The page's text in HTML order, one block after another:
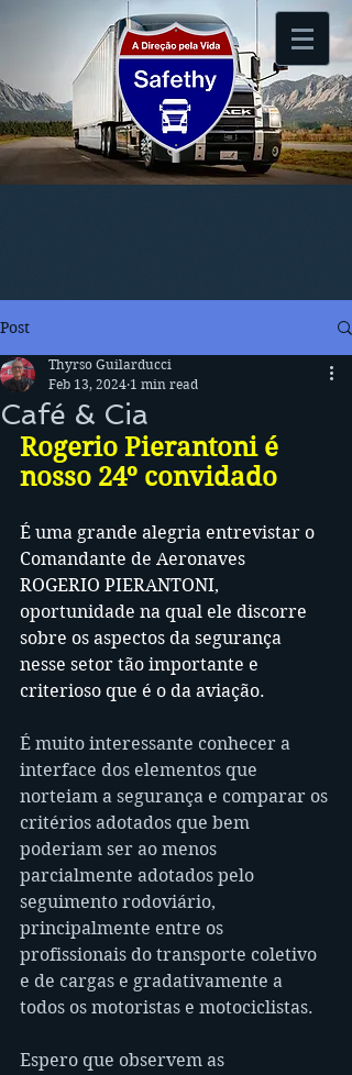
Post
Café & Cia
Thyrso Guilarducci
Feb 13, 2024 1 min read
Rogerio Pierantoni é
nosso 24º convidado
É uma grande alegria entrevistar o
Comandante de Aeronaves
ROGERIO PIERANTONI,
oportunidade na qual ele discorre
sobre os aspectos da segurança
nesse setor tão importante e
criterioso que é o da aviação.
É muito interessante conhecer a
interface dos elementos que
norteiam a segurança e comparar os
critérios adotados que bem
poderiam ser ao menos
parcialmente adotados pelo
seguimento rodoviário,
principalmente entre os
profissionais do transporte coletivo
e de cargas e gradativamente a
todos os motoristas e motociclistas.
Espero que observem as